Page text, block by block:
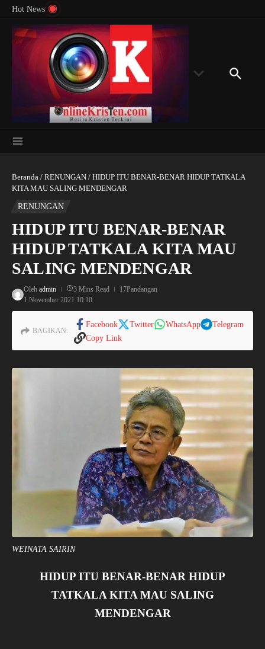
Lewati ke konten
Hot News
Beranda / RENUNGAN / HIDUP ITU BENAR-BENAR HIDUP TATKALA
KITA MAU SALING MENDENGAR
RENUNGAN
HIDUP ITU BENAR-BENAR
HIDUP TATKALA KITA MAU
SALING MENDENGAR
Oleh admin 3 Mins Read
17Pandangan
1 November 2021 10:10
BAGIKAN:
Facebook Twitter WhatsApp
Telegram
Copy Link
WEINATA SAIRIN
HIDUP ITU BENAR-BENAR HIDUP
TATKALA KITA MAU SALING
MENDENGAR